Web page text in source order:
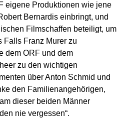
eigene Produktionen wie jene
Bernardis einbringt, und
Filmschaffen beteiligt, um
Falls Franz Murer zu
dem ORF und dem
zu den wichtigen
über Anton Schmid und
den Familienangehörigen,
dieser beiden Männer
nie vergessen“.